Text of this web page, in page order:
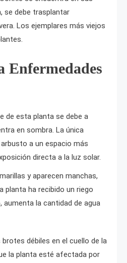
se debe trasplantar
Los ejemplares más viejos
Enfermedades
de esta planta se debe a
en sombra. La única
a un espacio más
directa a la luz solar.
y aparecen manchas,
planta ha recibido un riego
aumenta la cantidad de agua
débiles en el cuello de la
la planta esté afectada por